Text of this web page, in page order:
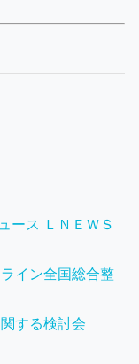
ース ＬＮＥＷＳ
イン全国総合整
する検討会